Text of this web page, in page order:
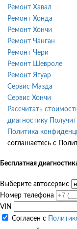
Ремонт Хавал
Ремонт Хонда
Ремонт Хончи
Ремонт Чанган
Ремонт Чери
Ремонт Шевроле
Ремонт Ягуар
Сервис Мазда
Сервис Хончи
Рассчитать
диагностику
Политика
соглашаетесь с
Бесплатная
Выберите автосервис
Номер телефона
VIN
Согласен с